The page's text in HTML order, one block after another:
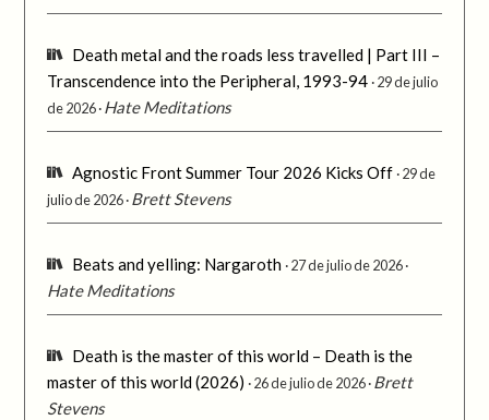
Death metal and the roads less travelled | Part III –
Transcendence into the Peripheral, 1993-94 29 de julio
de 2026 Hate Meditations
Agnostic Front Summer Tour 2026 Kicks Off 29 de
julio de 2026 Brett Stevens
Beats and yelling: Nargaroth 27 de julio de 2026
Hate Meditations
Death is the master of this world – Death is the
master of this world (2026)
26 de julio de 2026 Brett
Stevens